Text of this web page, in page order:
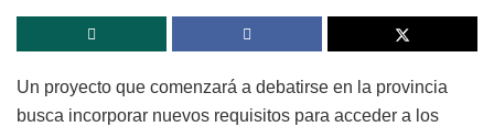
Un proyecto que comenzará a debatirse en la provincia
busca incorporar nuevos requisitos para acceder a los